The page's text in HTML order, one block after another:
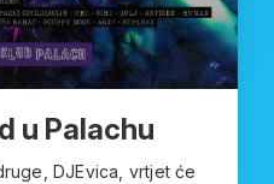
u Palachu
DJEvica, vrtjet će